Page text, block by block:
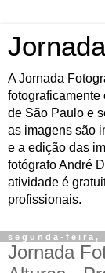
A Jornada
fotograficamente
de São Paulo e
as imagens são
e a edição das
fotógrafo André
atividade é
profissionais.
segunda-feira,
Jornada